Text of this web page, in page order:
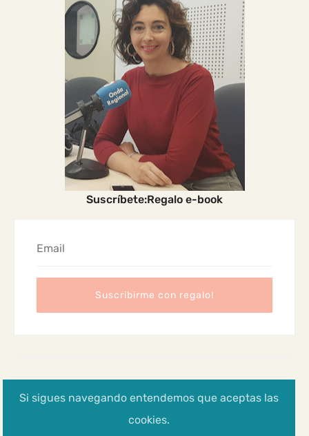
Suscríbete:Regalo e-book
Aviso legal, Política de privacidad y cookies
Si sigues navegando entendemos que aceptas las
cookies.